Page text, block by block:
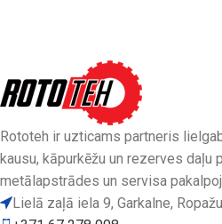
Rototeh ir uzticams partneris
kausu, kāpurkēžu un rezerves daļu
metālapstrādes un servisa
Lielā zaļā iela 9, Garkalne,